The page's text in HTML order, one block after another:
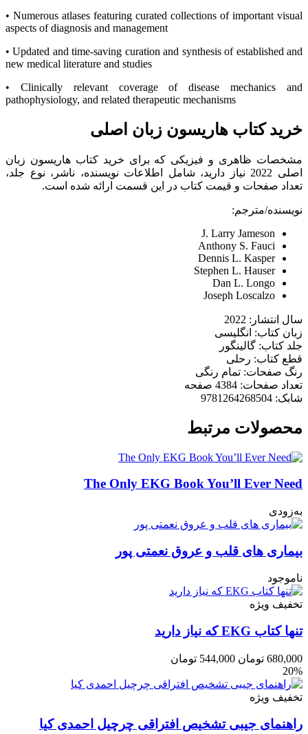
• Numerous atlases featuring curated collections of important visual
aspects of diagnosis and management
• Updated and time-saving curation and synthesis of established and
new medical literature and studies
• Clinically relevant coverage of disease mechanics and
pathophysiology, and related therapeutic mechanisms
خرید کتاب هاریسون زبان اصلی
مشخصات ظاهری و فیزیکی که برای خرید کتاب هاریسون زبان
اصلی 2022 نیاز دارید، شامل اطلاعات نویسنده، ناشر، نوع جلد،
تعداد صفحات و قیمت کتاب در این قسمت ارائه شده است.
نویسنده/مترجم:
J. Larry Jameson
Anthony S. Fauci
Dennis L. Kasper
Stephen L. Hauser
Dan L. Longo
Joseph Loscalzo
سال انتشار: 2022
زبان کتاب: انگلیسی
جلد کتاب: گالینگور
قطع کتاب: رحلی
رنگ صفحات: تمام رنگی
تعداد صفحات: 4384 صفحه
شابک: 9781264268504
محصولات مرتبط
The Only EKG Book You’ll Ever Need
به‌زودی
بیماری های قلب و عروق نعمتی پور
ناموجود
تخفیف ویژه
تنها کتاب EKG که نیاز دارید
680,000 تومان 544,000 تومان
20%
تخفیف ویژه
راهنمای جیبی تشخیص افتراقی چرچیل احمدی کیا